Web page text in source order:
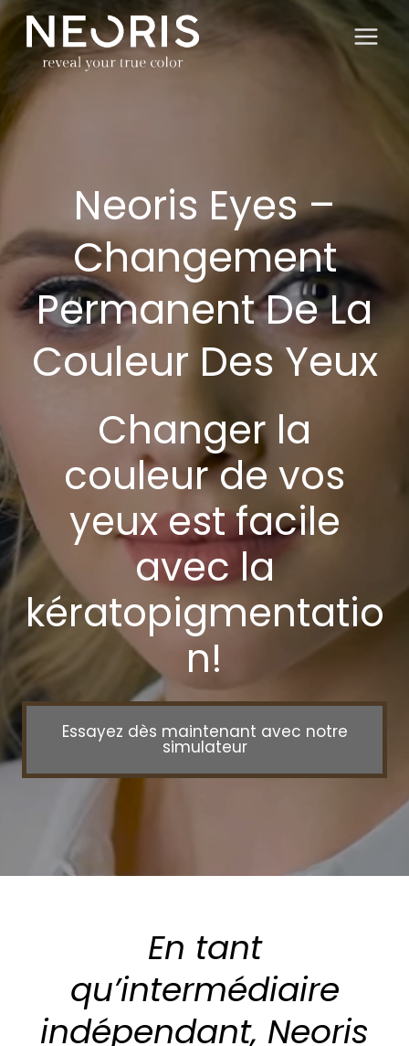
Salta
al
contenuto
Neoris Eyes –
Changement
Permanent De La
Couleur Des Yeux
Changer la
couleur de vos
yeux est facile
avec la
kératopigmentatio
n!
Essayez dès maintenant avec notre
simulateur
En tant
qu’intermédiaire
indépendant, Neoris